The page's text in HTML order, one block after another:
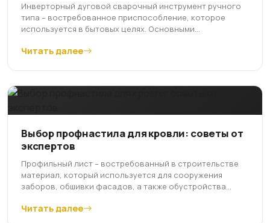
Инверторный дуговой сварочный инструмент ручного
типа – востребованное приспособление, которое
используется в бытовых целях. Основными...
Читать далее
Выбор профнастила для кровли: советы от
экспертов
Профильный лист – востребованный в строительстве
материал, который используется для сооружения
заборов, обшивки фасадов, а также обустройства...
Читать далее